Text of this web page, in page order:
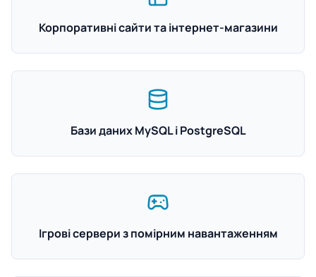
Корпоративні сайти та інтернет-магазини
Бази даних MySQL і PostgreSQL
Ігрові сервери з помірним навантаженням